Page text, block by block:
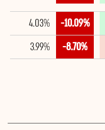
-10.09%
4.03%
-8.70%
3.99%